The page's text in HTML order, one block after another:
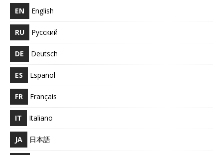
EN English
RU Русский
DE Deutsch
ES Español
FR Français
IT Italiano
JA 日本語